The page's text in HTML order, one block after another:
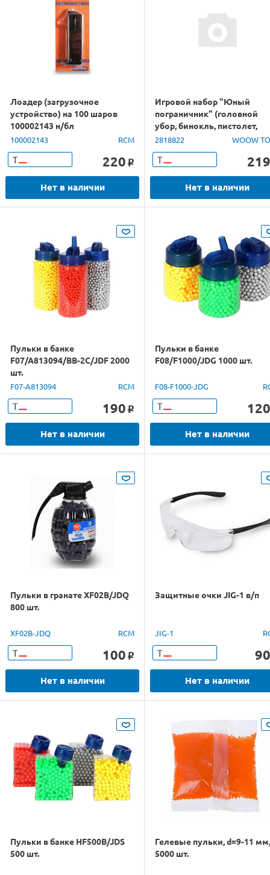
Лоадер (загрузочное
устройство) на 100 шаров
100002143 н/бл
100002143 RCM
Т 220 o
Нет в наличии
Игровой набор "Юный
пограничник" (головной
убор, бинокль, пистолет,
присоски)
2818822 WOOW
Т 219
Нет в наличии
Пульки в банке
F07/A813094/BB-2C/JDF 2000
шт.
F07-A813094 RCM
Т 190 o
Нет в наличии
Пульки в банке
F08/F1000/JDG 1000 шт.
F08-F1000-JDG
Т 120
Нет в наличии
Пульки в гранате XF02B/JDQ
800 шт.
XF02B-JDQ RCM
Т 100 o
Нет в наличии
Защитные очки JIG-1 в/п
JIG-1
Т 90
Нет в наличии
Пульки в банке HF500B/JDS
500 шт.
Гелевые пульки, d=9-11 мм,
5000 шт.